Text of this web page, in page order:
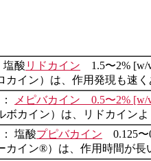
酸 リドカイン 1.5〜2% [w/
カイン）は、作用発現も速
メピバカイン 0.5〜2% [w/
ボカイン）は、リドカイン
塩酸プピバカイン 0.125〜
カイン®）は、作用時間が長